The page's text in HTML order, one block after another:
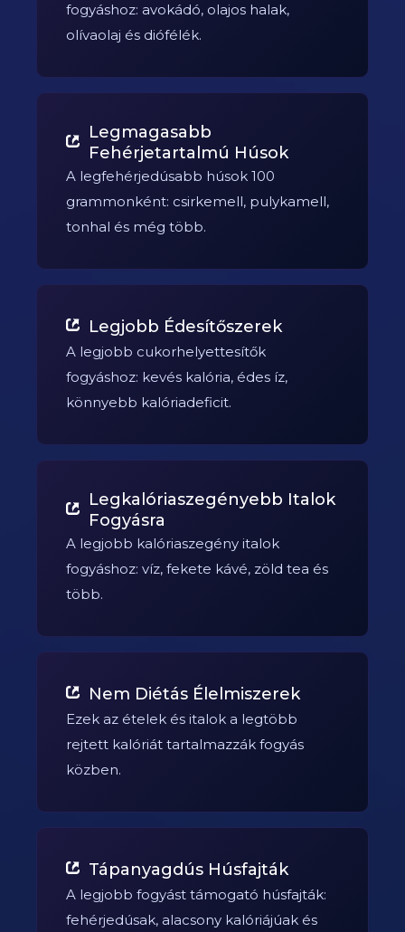
fogyáshoz: avokádó, olajos halak,
olívaolaj és diófélék.
Legmagasabb
Fehérjetartalmú Húsok
A legfehérjedúsabb húsok 100
grammonként: csirkemell, pulykamell,
tonhal és még több.
Legjobb Édesítőszerek
A legjobb cukorhelyettesítők
fogyáshoz: kevés kalória, édes íz,
könnyebb kalóriadeficit.
Legkalóriaszegényebb Italok
Fogyásra
A legjobb kalóriaszegény italok
fogyáshoz: víz, fekete kávé, zöld tea és
több.
Nem Diétás Élelmiszerek
Ezek az ételek és italok a legtöbb
rejtett kalóriát tartalmazzák fogyás
közben.
Tápanyagdús Húsfajták
A legjobb fogyást támogató húsfajták:
fehérjedúsak, alacsony kalóriájúak és